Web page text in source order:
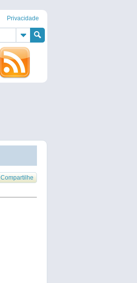
Privacidade
Compartilhe